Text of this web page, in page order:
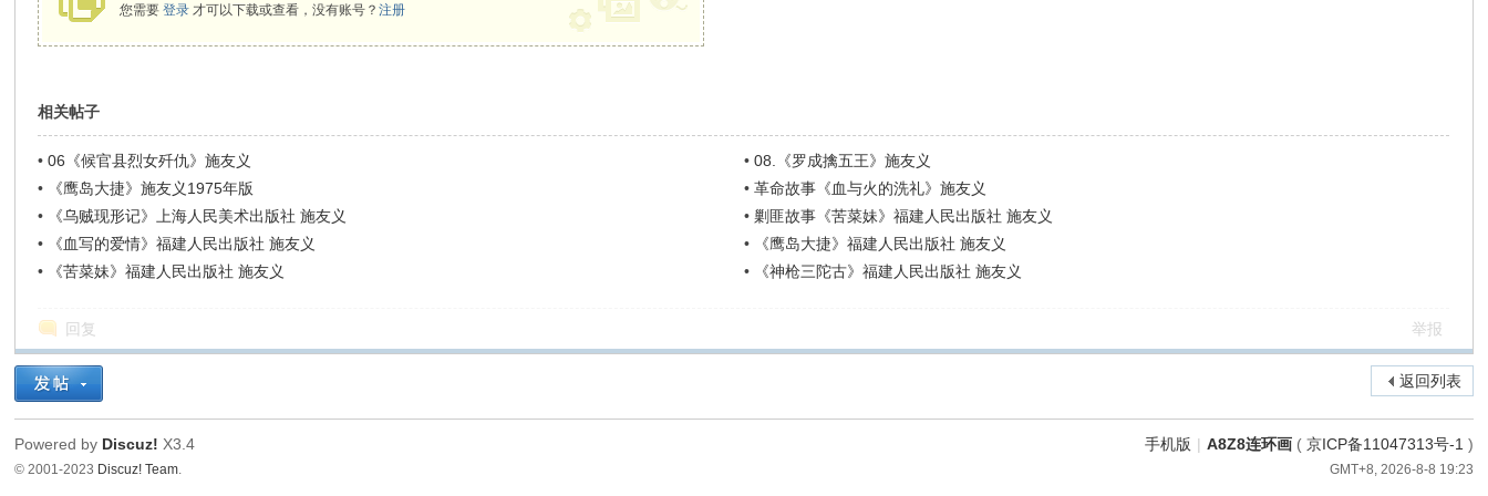
您需要登录 才可以下载或查看，没有账号？注册
相关帖子
•06《候官县烈女歼仇》施友义 • 08.《罗成擒五王》施友义
•
《鹰岛大捷》施友义1975年版 • 革命故事《血与火的洗礼》施友义
•
《乌贼现形记》上海人民美术出版社 施友义 • 剿匪故事《苦菜妹》福建人民出版社 施友义
•
《血写的爱情》福建人民出版社 施友义 •
《鹰岛大捷》福建人民出版社 施友义
•
《苦菜妹》福建人民出版社 施友义 • 《神枪三陀古》福建人民出版社 施友义
回复 举报
返回列表
手机版 | A8Z8连环画( 京ICP备11047313号-1 )
GMT+8, 2026-8-8 19:23
Powered by Discuz! X3.4
© 2001-2023 Discuz! Team